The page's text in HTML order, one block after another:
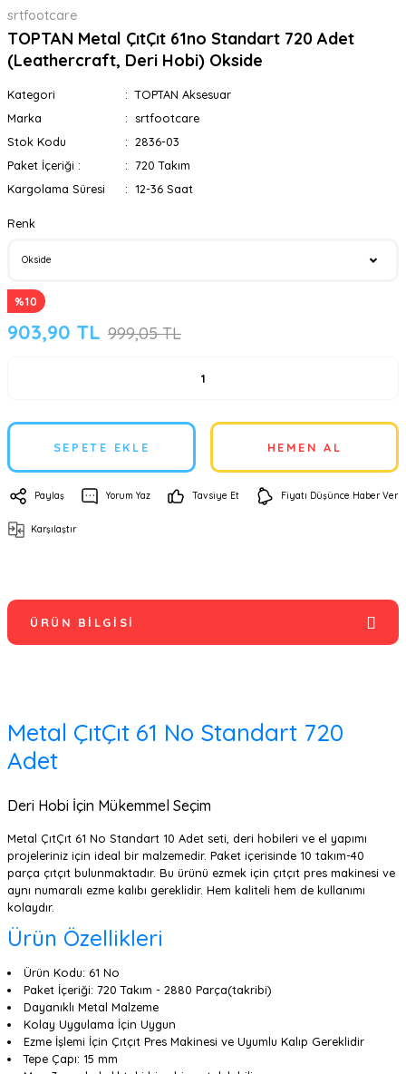
srtfootcare
TOPTAN Metal ÇıtÇıt 61no Standart 720 Adet
(Leathercraft, Deri Hobi) Okside
Kategori
TOPTAN Aksesuar
Marka
srtfootcare
Stok Kodu
2836-03
Paket İçeriği :
720 Takım
Kargolama Süresi
12-36 Saat
Renk
%10
903,90 TL 999,05 TL
SEPETE EKLE HEMEN AL
Paylaş Yorum Yaz Tavsiye Et Fiyatı Düşünce Haber Ver
Karşılaştır
ÜRÜN BILGISI
Metal ÇıtÇıt 61 No Standart 720
Adet
Deri Hobi İçin Mükemmel Seçim
Metal ÇıtÇıt 61 No Standart 10 Adet seti, deri hobileri ve el yapımı
projeleriniz için ideal bir malzemedir. Paket içerisinde 10 takım-40
parça çıtçıt bulunmaktadır. Bu ürünü ezmek için çıtçıt pres makinesi ve
aynı numaralı ezme kalıbı gereklidir. Hem kaliteli hem de kullanımı
kolaydır.
Ürün Özellikleri
Ürün Kodu: 61 No
Paket İçeriği: 720 Takım - 2880 Parça(takribi)
Dayanıklı Metal Malzeme
Kolay Uygulama İçin Uygun
Ezme İşlemi İçin Çıtçıt Pres Makinesi ve Uyumlu Kalıp Gereklidir
Tepe Çapı: 15 mm